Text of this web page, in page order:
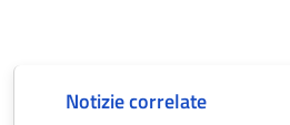
Notizie correlate